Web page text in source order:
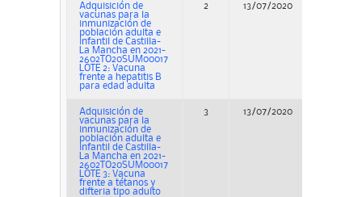
Adquisición de
vacunas para la
inmunización de
población adulta e
infantil de Castilla-
La Mancha en 2021-
2602TO20SUM00017
LOTE 2: Vacuna
frente a hepatitis B
para edad adulta
2 13/07/2020
Adquisición de
vacunas para la
inmunización de
población adulta e
infantil de Castilla-
La Mancha en 2021-
2602TO20SUM00017
LOTE 3: Vacuna
frente a tétanos y
difteria tipo adulto
3 13/07/2020